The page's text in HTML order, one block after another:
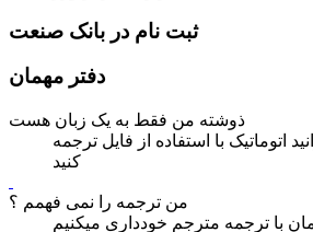
ثبت نام در بانک صنعت
دفتر مهمان
ذوشته من فقط به يک زبان هست
با استفاده از فایل ترجمه
کنید
من ترجمه را نمی فهمم ؟